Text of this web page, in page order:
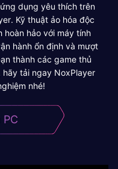
dụng yêu thích trên
Kỹ thuật ảo hóa độc
hảo với máy tính
hành ổn định và mượt
thành các game thủ
tải ngay NoxPlayer
nhé!